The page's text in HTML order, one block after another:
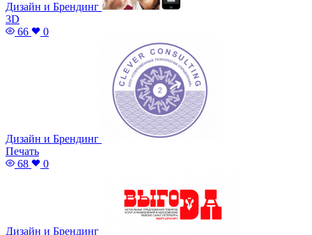
Дизайн и Брендинг
3D
66
0
Дизайн и Брендинг
Печать
68
0
Дизайн и Брендинг